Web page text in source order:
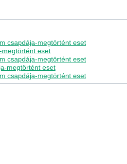
csapdája-megtörtént eset
megtörtént eset
csapdája-megtörtént eset
megtörtént eset
csapdája-megtörtént eset